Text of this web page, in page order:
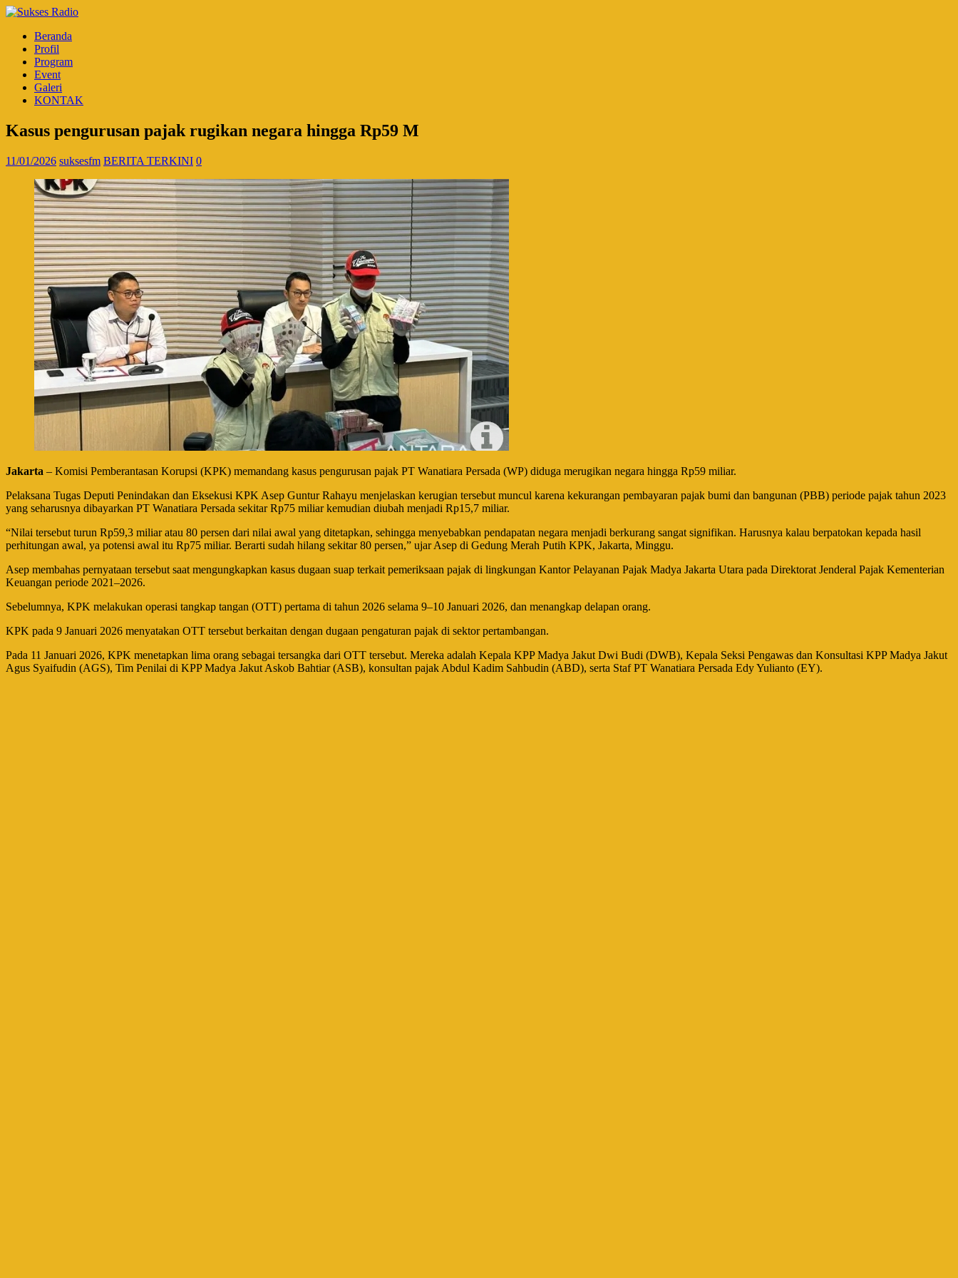
Beranda
Profil
Program
Event
Galeri
KONTAK
Kasus pengurusan pajak rugikan negara hingga Rp59 M
11/01/2026 suksesfm BERITA TERKINI 0
Jakarta – Komisi Pemberantasan Korupsi (KPK) memandang kasus pengurusan pajak PT Wanatiara Persada (WP) diduga merugikan negara hingga Rp59 miliar.
Pelaksana Tugas Deputi Penindakan dan Eksekusi KPK Asep Guntur Rahayu menjelaskan kerugian tersebut muncul karena kekurangan pembayaran pajak bumi dan bangunan (PBB) periode pajak tahun 2023
yang seharusnya dibayarkan PT Wanatiara Persada sekitar Rp75 miliar kemudian diubah menjadi Rp15,7 miliar.
“Nilai tersebut turun Rp59,3 miliar atau 80 persen dari nilai awal yang ditetapkan, sehingga menyebabkan pendapatan negara menjadi berkurang sangat signifikan. Harusnya kalau berpatokan kepada hasil
perhitungan awal, ya potensi awal itu Rp75 miliar. Berarti sudah hilang sekitar 80 persen,” ujar Asep di Gedung Merah Putih KPK, Jakarta, Minggu.
Asep membahas pernyataan tersebut saat mengungkapkan kasus dugaan suap terkait pemeriksaan pajak di lingkungan Kantor Pelayanan Pajak Madya Jakarta Utara pada Direktorat Jenderal Pajak Kementerian
Keuangan periode 2021–2026.
Sebelumnya, KPK melakukan operasi tangkap tangan (OTT) pertama di tahun 2026 selama 9–10 Januari 2026, dan menangkap delapan orang.
KPK pada 9 Januari 2026 menyatakan OTT tersebut berkaitan dengan dugaan pengaturan pajak di sektor pertambangan.
Pada 11 Januari 2026, KPK menetapkan lima orang sebagai tersangka dari OTT tersebut. Mereka adalah Kepala KPP Madya Jakut Dwi Budi (DWB), Kepala Seksi Pengawas dan Konsultasi KPP Madya Jakut
Agus Syaifudin (AGS), Tim Penilai di KPP Madya Jakut Askob Bahtiar (ASB), konsultan pajak Abdul Kadim Sahbudin (ABD), serta Staf PT Wanatiara Persada Edy Yulianto (EY).